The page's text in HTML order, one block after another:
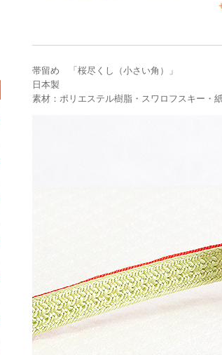
帯留め 「桜尽くし（小さい角）」
日本製
素材：ポリエステル樹脂・スワロフスキー・